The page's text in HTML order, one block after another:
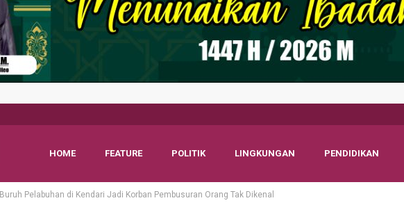
HOME FEATURE POLITIK LINGKUNGAN PENDIDIKAN
Buruh Pelabuhan di Kendari Jadi Korban Pembusuran Orang Tak Dikenal